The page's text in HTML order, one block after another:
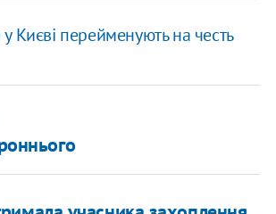
Києві перейменують на честь